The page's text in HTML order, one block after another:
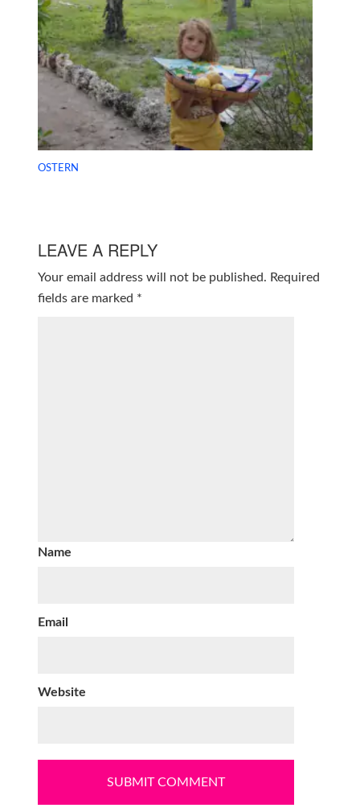
OSTERN
LEAVE A REPLY
Your email address will not be published. Required
fields are marked *
Name
Email
Website